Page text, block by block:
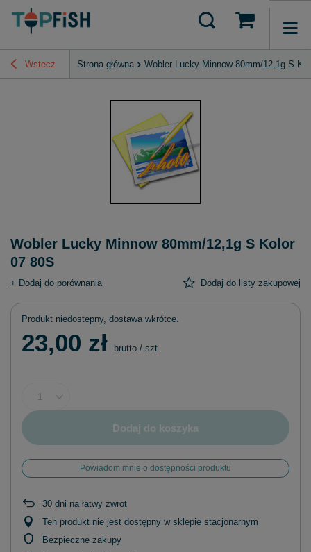
Wstecz Strona główna Wobler Lucky Minnow 80mm/12,1g S
Wobler Lucky Minnow 80mm/12,1g S Kolor
07 80S
+ Dodaj do porównania Dodaj do listy zakupowej
Produkt niedostepny, dostawa wkrótce
23,00 zł brutto / szt.
Dodaj do koszyka
Powiadom mnie o dostępności produktu
30 dni na łatwy zwrot
Ten produkt nie jest dostępny w sklepie stacjonarnym
Bezpieczne zakupy